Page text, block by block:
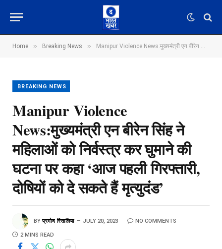
Home » Breaking News » Manipur Violence News:मुख्यमंत्री एन बीरेन सिंह ने महिलाओं को निर्वस्त्र कर घुमाने की घटना पर कहा ‘आज पहली गिरफ्तारी, दोषियों को दे सकते हैं मृत्युदंड’
BREAKING NEWS
Manipur Violence
News:मुख्यमंत्री एन बीरेन सिंह ने
महिलाओं को निर्वस्त्र कर घुमाने की
घटना पर कहा ‘आज पहली गिरफ्तारी,
दोषियों को दे सकते हैं मृत्युदंड’
BY प्रमोद रिसालिया JULY 20, 2023 NO COMMENTS
2 MINS READ